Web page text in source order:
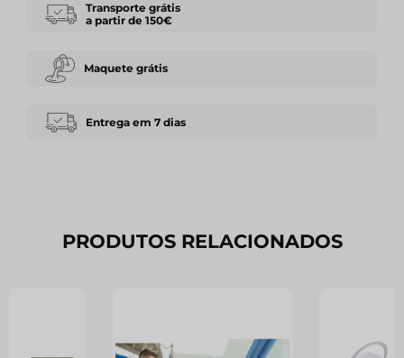
Transporte grátis
a partir de 150€
Maquete grátis
Entrega em 7 dias
PRODUTOS RELACIONADOS